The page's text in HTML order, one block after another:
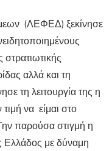
Αττικής (Λ.Ε.Φ.Ε.Δ.)
(ΛΕΦΕΔ) ξεκίνησε
αλλά και τη
τη λειτουργία της η
να είμαι στο
παρούσα στιγμή η
Ελλάδος με δύναμη